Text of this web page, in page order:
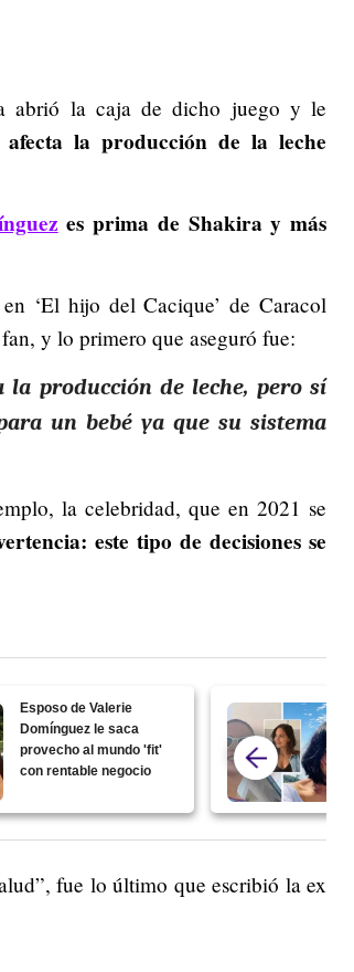
abrió la caja de dicho juego y le
la producción de la leche
es prima de Shakira y más
‘El hijo del Cacique’ de Caracol
y lo primero que aseguró fue:
la producción de leche, pero sí
un bebé ya que su sistema
la celebridad, que en 2021 se
este tipo de decisiones se
Esposo de Valerie
Domínguez le saca
provecho al mundo 'fit'
con rentable negocio
fue lo último que escribió la ex